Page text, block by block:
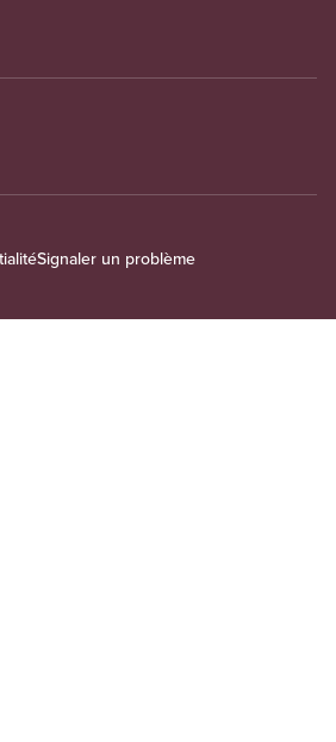
Signaler un problème